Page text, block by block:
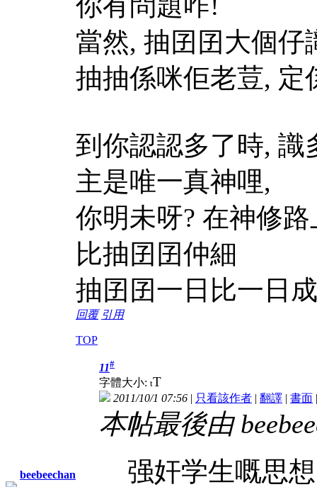
當然, 抽囝囝大個仔
抽抽係咪佢老荳, 定
到你認認多了時, 識
主是唯一真神哩,
你明未呀? 在神修
比抽囝囝仲細
抽囝囝一日比一日
回覆 引用
TOP
beebeechan
11#
字體大小: tT
2011/10/1 07:56 | 只看該作者 | 翻譯 | 書面
本帖最後由
强奸学生嘅思